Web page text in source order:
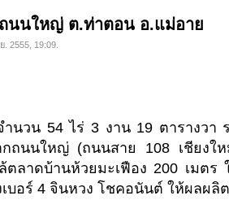
นนใหญ่ ต.ท่าตอน อ.แม่อาย
2555, 19:09.
นวน 54 ไร่ 3 งาน 19 ตารางวา
ถนนใหญ่ (ถนนสาย 108 เชียงใ
ลาดบ้านห้วยมะเฟือง 200 เมตร
บอร์ 4 จินหวง โชคอนันต์ ให้ผลผลิ